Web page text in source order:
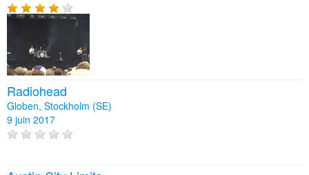
Radiohead
Globen, Stockholm (SE)
9 juin 2017